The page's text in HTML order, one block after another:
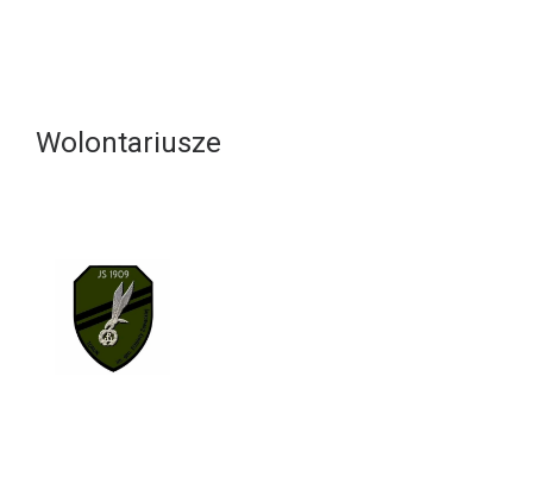
Wolontariusze